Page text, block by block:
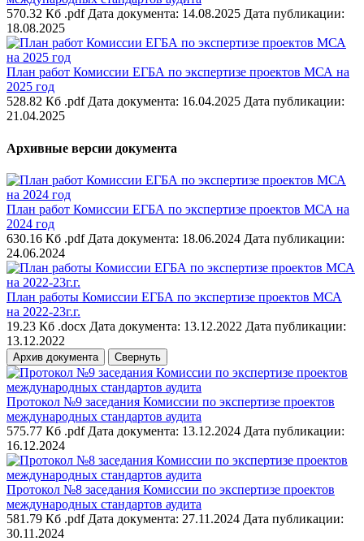
570.32 Кб .pdf Дата документа: 14.08.2025 Дата публикации:
18.08.2025
План работ Комиссии ЕГБА по экспертизе проектов МСА на
2025 год
528.82 Кб .pdf Дата документа: 16.04.2025 Дата публикации:
21.04.2025
Архивные версии документа
План работ Комиссии ЕГБА по экспертизе проектов МСА на
2024 год
630.16 Кб .pdf Дата документа: 18.06.2024 Дата публикации:
24.06.2024
План работы Комиссии ЕГБА по экспертизе проектов МСА
на 2022-23г.г.
19.23 Кб .docx Дата документа: 13.12.2022 Дата публикации:
13.12.2022
Архив документа Свернуть
Протокол №9 заседания Комиссии по экспертизе проектов
международных стандартов аудита
575.77 Кб .pdf Дата документа: 13.12.2024 Дата публикации:
16.12.2024
Протокол №8 заседания Комиссии по экспертизе проектов
международных стандартов аудита
581.79 Кб .pdf Дата документа: 27.11.2024 Дата публикации:
30.11.2024